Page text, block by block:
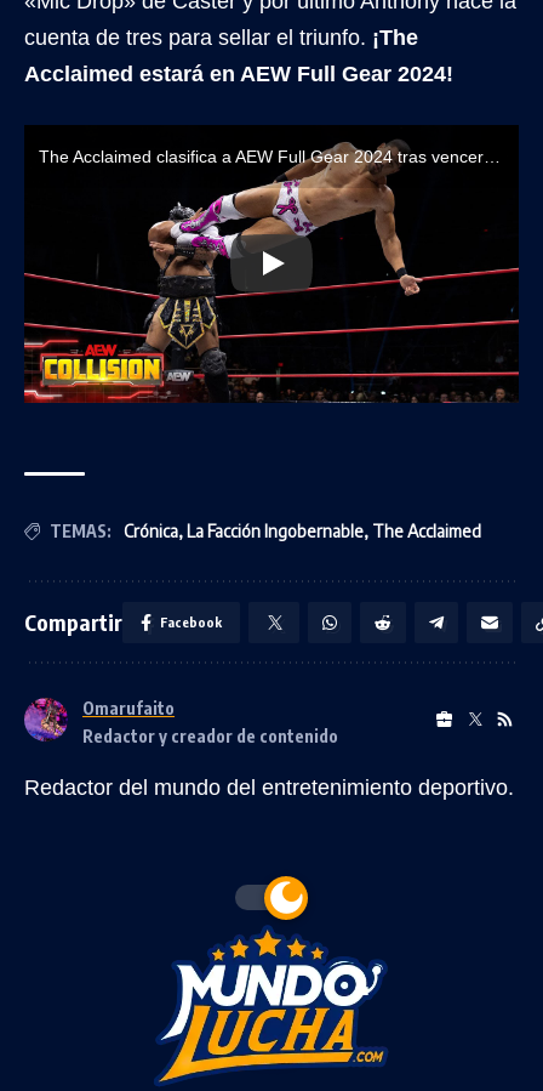
cuenta de tres para sellar el triunfo. ¡The
Acclaimed estará en AEW Full Gear 2024!
TEMAS: Crónica, La Facción Ingobernable, The Acclaimed
Compartir Facebook
Omarufaito
Redactor y creador de contenido
Redactor del mundo del entretenimiento deportivo.